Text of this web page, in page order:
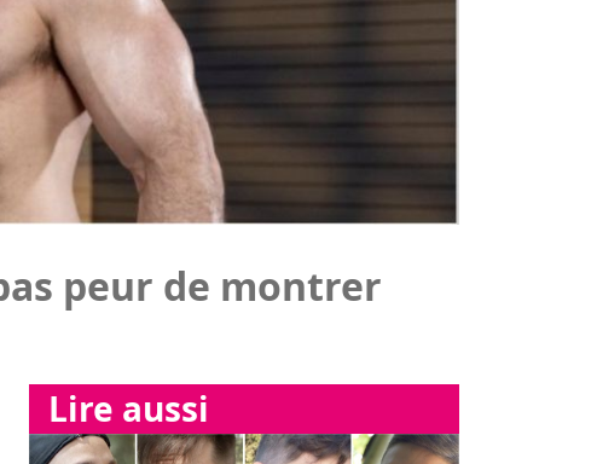
peur de montrer
Lire aussi
"Toi j’te nique", une production
enthousiasmante de Menoboy